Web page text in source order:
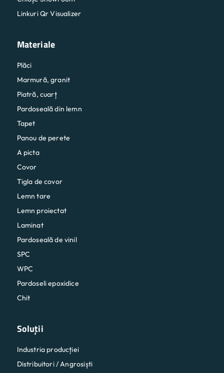
Linkuri Qr Visualizer
Materiale
Plăci
Marmură, granit
Piatră, cuarț
Pardoseală din lemn
Tapet
Panou de perete
A picta
Covor
Tigla de covor
Lemn tare
Lemn proiectat
Laminat
Pardoseală de vinil
SPC
WPC
Pardoseli epoxidice
Chit
Soluții
Industria producției
Distribuitori / Angrosiști